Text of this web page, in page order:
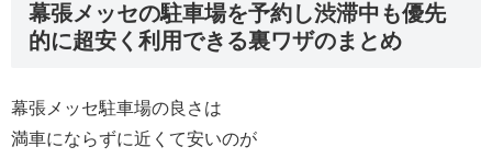
幕張メッセの駐車場を予約し渋滞中も優先
的に超安く利用できる裏ワザのまとめ
幕張メッセ駐車場の良さは
満車にならずに近くて安いのが